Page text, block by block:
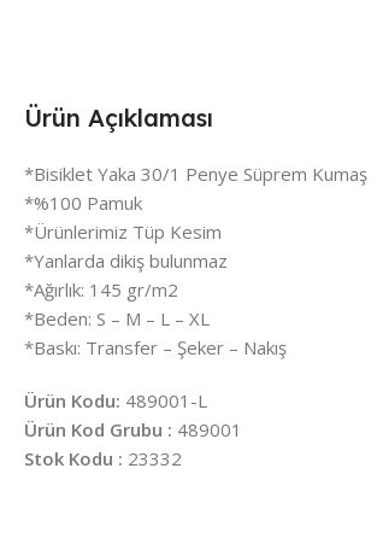
Ürün Açıklaması
*Bisiklet Yaka 30/1 Penye Süprem Kumaş
*%100 Pamuk
*Ürünlerimiz Tüp Kesim
*Yanlarda dikiş bulunmaz
*Ağırlık: 145 gr/m2
*Beden: S – M – L – XL
*Baskı: Transfer – Şeker – Nakış
Ürün Kodu: 489001-L
Ürün Kod Grubu : 489001
Stok Kodu : 23332